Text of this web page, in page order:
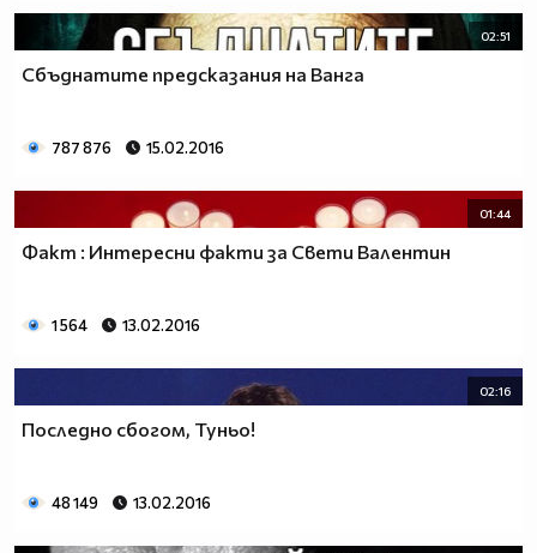
02:51
Сбъднатите предсказания на Ванга
787 876 15.02.2016
01:44
Факт : Интересни факти за Свети Валентин
1 564 13.02.2016
02:16
Последно сбогом, Туньо!
48 149 13.02.2016